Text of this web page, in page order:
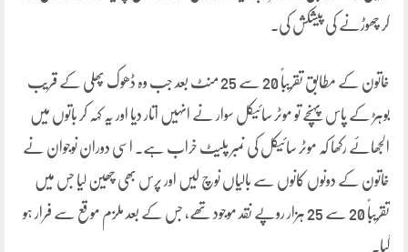
کر چھوڑنے کی پیشکش کی۔
خاتون کے مطابق تقریباً 20 سے 25 منٹ بعد جب وہ ڈھوک پھلی کے قریب
بوہڑ کے پاس پہنچے تو موٹر سائیکل سوار نے انہیں اتار دیا اور یہ کہہ کر باتوں میں
الجھائے رکھا کہ موٹر سائیکل کی نمبر پلیٹ خراب ہے۔ اسی دوران نوجوان نے
خاتون کے دونوں کانوں سے بالیاں نوچ لیں اور پرس بھی چھین لیا جس میں
تقریباً 20 سے 25 ہزار روپے نقد موجود تھے، جس کے بعد ملزم موقع سے فرار ہو
گیا۔